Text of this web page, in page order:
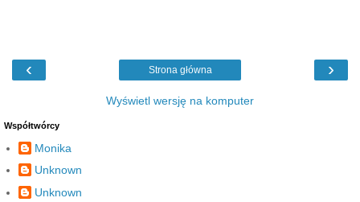
‹ ›
Strona główna
Wyświetl wersję na komputer
Współtwórcy
Monika
Unknown
Unknown